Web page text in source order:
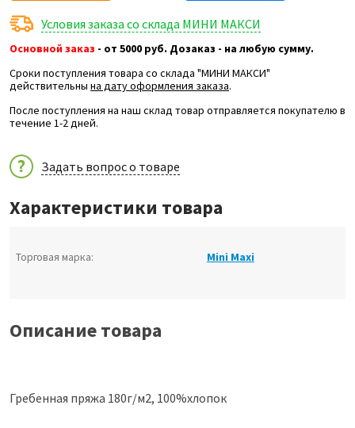
Условия заказа со склада МИНИ МАКСИ
Основной заказ - от 5000 руб. Дозаказ - на любую сумму.
Сроки поступления товара со склада "МИНИ МАКСИ"
действительны на дату оформления заказа.
После поступления на наш склад товар отправляется покупателю в
течение 1-2 дней.
Задать вопрос о товаре
Характеристики товара
Торговая марка: Mini Maxi
Описание товара
Гребенная пряжа 180г/м2, 100%хлопок